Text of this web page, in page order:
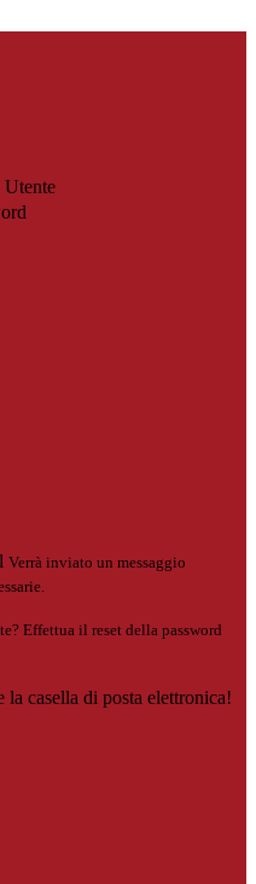
Utente
Verrà inviato un messaggio
Effettua il reset della password
casella di posta elettronica!